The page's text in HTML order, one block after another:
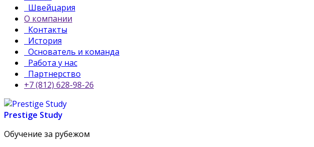
Швейцария
О компании
Контакты
История
Основатель и команда
Работа у нас
Партнерство
+7 (812) 628-98-26
Prestige Study
Обучение за рубежом